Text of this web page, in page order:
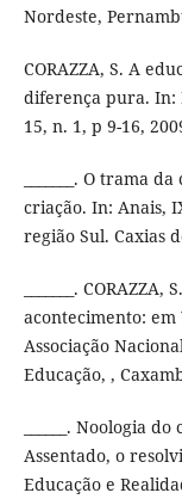
Nordeste,
CORAZZA, S. A
diferença pura. In:
15, n. 1, p 9-16,
_______. O trama
criação. In: Anais,
região Sul. Caxias
_______.
acontecimento: em
Associação
Educação, ,
______. Noologia
Assentado, o
Educação e